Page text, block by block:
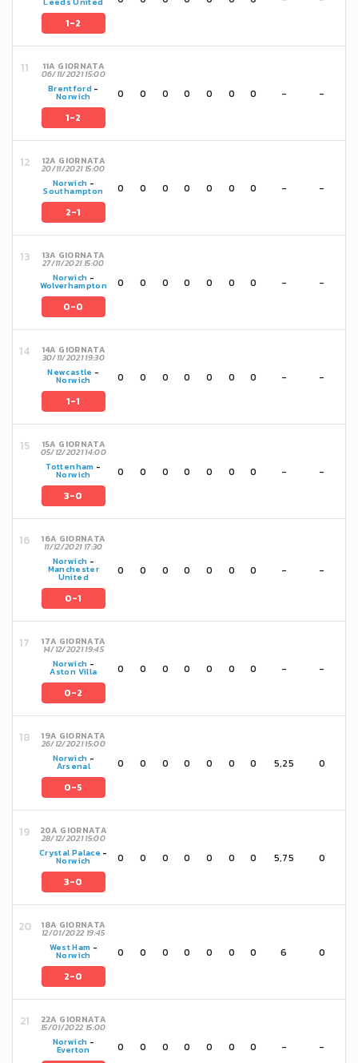
1-2
11A GIORNATA
06/11/2021 15:00
Brentford -
Norwich
1-2
0 0 0 0 0 0 0 - -
12A GIORNATA
20/11/2021 15:00
Norwich -
Southampton
2-1
0 0 0 0 0 0 0 - -
13A GIORNATA
27/11/2021 15:00
Norwich -
Wolverhampton
0-0
0 0 0 0 0 0 0 - -
14A GIORNATA
30/11/2021 19:30
Newcastle -
Norwich
1-1
0 0 0 0 0 0 0 - -
15A GIORNATA
05/12/2021 14:00
Tottenham -
Norwich
3-0
0 0 0 0 0 0 0 - -
16A GIORNATA
11/12/2021 17:30
Norwich -
Manchester
United
0-1
0 0 0 0 0 0 0 - -
17A GIORNATA
14/12/2021 19:45
Norwich -
Aston Villa
0-2
0 0 0 0 0 0 0 - -
19A GIORNATA
26/12/2021 15:00
Norwich -
Arsenal
0-5
0 0 0 0 0 0 0 5,25 0
20A GIORNATA
28/12/2021 15:00
Crystal Palace -
Norwich
3-0
0 0 0 0 0 0 0 5,75 0
18A GIORNATA
12/01/2022 19:45
West Ham -
Norwich
2-0
0 0 0 0 0 0 0 6 0
22A GIORNATA
15/01/2022 15:00
Norwich -
Everton 0 0 0 0 0 0 0 - -